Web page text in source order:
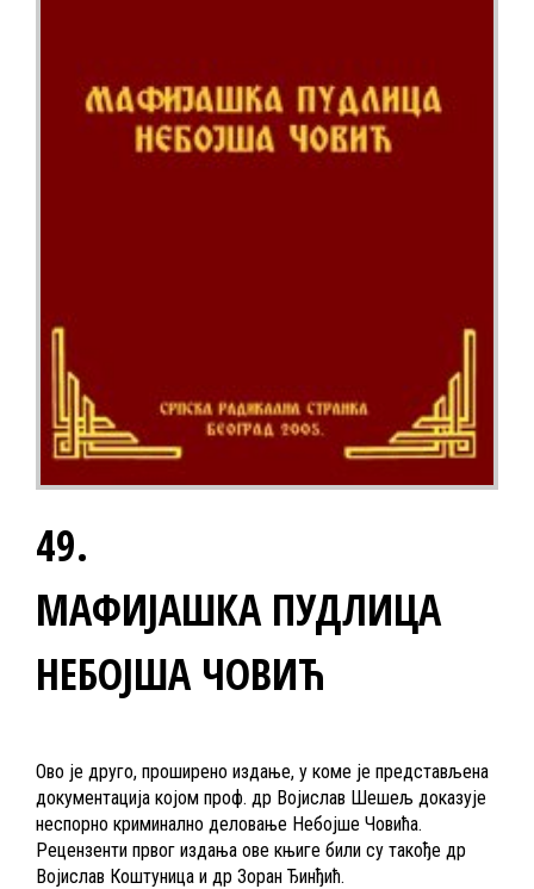
49.
МАФИЈАШКА ПУДЛИЦА
НЕБОЈША ЧОВИЋ
Ово је друго, проширено издање, у коме је представљена
документација којом проф. др Војислав Шешељ доказује
неспорно криминално деловање Небојше Човића.
Рецензенти првог издања ове књиге били су такође др
Војислав Коштуница и др Зоран Ђинђић.